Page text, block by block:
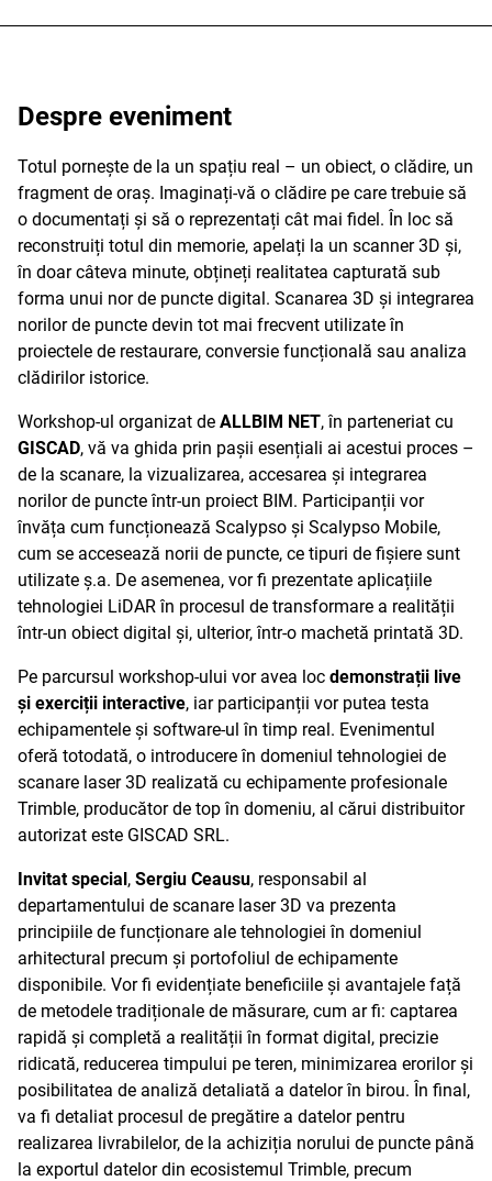
Despre eveniment
Totul pornește de la un spațiu real – un obiect, o clădire, un
fragment de oraș. Imaginați-vă o clădire pe care trebuie să
o documentați și să o reprezentați cât mai fidel. În loc să
reconstruiți totul din memorie, apelați la un scanner 3D și,
în doar câteva minute, obțineți realitatea capturată sub
forma unui nor de puncte digital. Scanarea 3D și integrarea
norilor de puncte devin tot mai frecvent utilizate în
proiectele de restaurare, conversie funcțională sau analiza
clădirilor istorice.
Workshop-ul organizat de ALLBIM NET, în parteneriat cu
GISCAD, vă va ghida prin pașii esențiali ai acestui proces –
de la scanare, la vizualizarea, accesarea și integrarea
norilor de puncte într-un proiect BIM. Participanții vor
învăța cum funcționează Scalypso și Scalypso Mobile,
cum se accesează norii de puncte, ce tipuri de fișiere sunt
utilizate ș.a. De asemenea, vor fi prezentate aplicațiile
tehnologiei LiDAR în procesul de transformare a realității
într-un obiect digital și, ulterior, într-o machetă printată 3D.
Pe parcursul workshop-ului vor avea loc demonstrații live
și exerciții interactive, iar participanții vor putea testa
echipamentele și software-ul în timp real. Evenimentul
oferă totodată, o introducere în domeniul tehnologiei de
scanare laser 3D realizată cu echipamente profesionale
Trimble, producător de top în domeniu, al cărui distribuitor
autorizat este GISCAD SRL.
Invitat special, Sergiu Ceausu, responsabil al
departamentului de scanare laser 3D va prezenta
principiile de funcționare ale tehnologiei în domeniul
arhitectural precum și portofoliul de echipamente
disponibile. Vor fi evidențiate beneficiile și avantajele față
de metodele tradiționale de măsurare, cum ar fi: captarea
rapidă și completă a realității în format digital, precizie
ridicată, reducerea timpului pe teren, minimizarea erorilor și
posibilitatea de analiză detaliată a datelor în birou. În final,
va fi detaliat procesul de pregătire a datelor pentru
realizarea livrabilelor, de la achiziția norului de puncte până
la exportul datelor din ecosistemul Trimble, precum